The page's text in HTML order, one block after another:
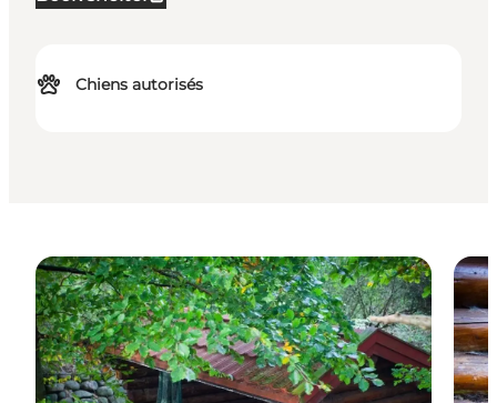
Chiens autorisés